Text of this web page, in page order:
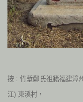
按 : 竹塹鄭氏祖籍福建漳
江) 東溪村，